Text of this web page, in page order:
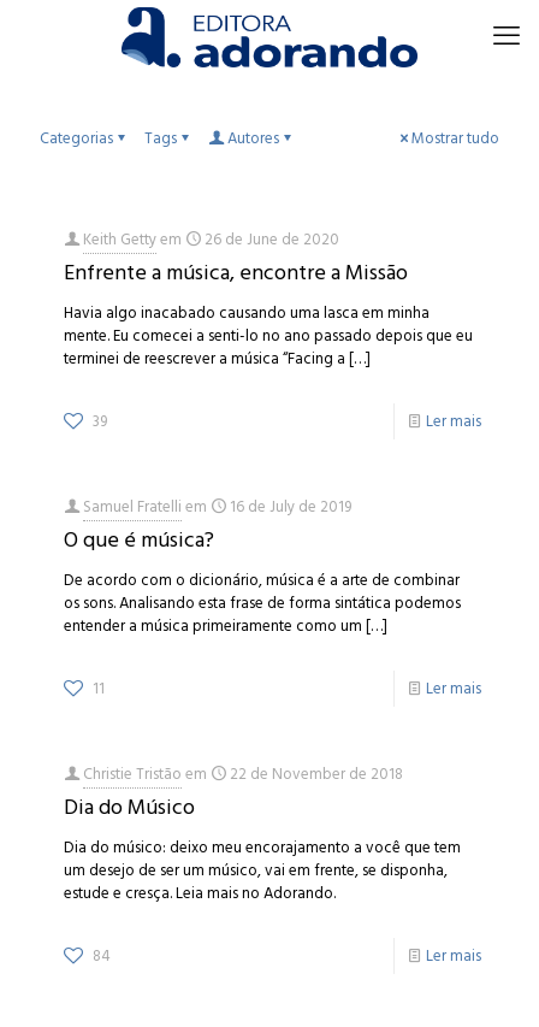
Categorias Tags Autores Mostrar tudo
Keith Gettyem 26 de June de 2020
Enfrente a música, encontre a Missão
Havia algo inacabado causando uma lasca em minha
mente. Eu comecei a senti-lo no ano passado depois que eu
terminei de reescrever a música “Facing a[…]
39 Ler mais
Samuel Fratelliem 16 de July de 2019
O que é música?
De acordo com o dicionário, música é a arte de combinar
os sons. Analisando esta frase de forma sintática podemos
entender a música primeiramente como um[…]
11 Ler mais
Christie Tristãoem 22 de November de 2018
Dia do Músico
Dia do músico: deixo meu encorajamento a você que tem
um desejo de ser um músico, vai em frente, se disponha,
estude e cresça. Leia mais no Adorando.
84 Ler mais